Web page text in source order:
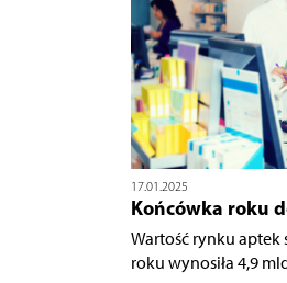
17.01.2025
Końcówka roku
Wartość rynku
roku wynosiła 4,9